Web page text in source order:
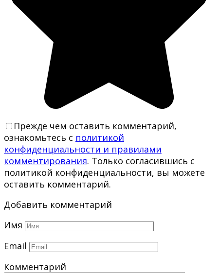
Прежде чем оставить комментарий,
ознакомьтесь с политикой
конфиденциальности и правилами
комментирования. Только согласившись с
политикой конфиденциальности, вы можете
оставить комментарий.
Добавить комментарий
Имя
Email
Комментарий